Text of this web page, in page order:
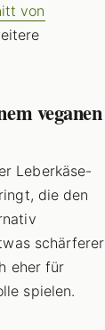
von
veganen
Leberkäse-
die den
schärferer
eher für
spielen.